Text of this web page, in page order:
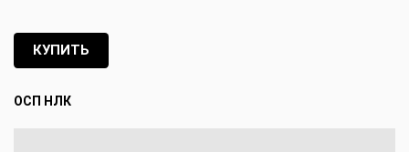
КУПИТЬ
ОСП НЛК